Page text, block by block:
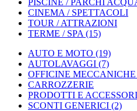
PISCINE / PARCHI
CINEMA / SPETTACOLI
TOUR / ATTRAZIONI
TERME / SPA (15)
AUTO E MOTO (19)
AUTOLAVAGGI (7)
OFFICINE MECCANICHE
CARROZZERIE
PRODOTTI E ACCESSORI
SCONTI GENERICI (2)